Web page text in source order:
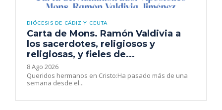
DIÓCESIS DE CÁDIZ Y CEUTA
Carta de Mons. Ramón Valdivia a
los sacerdotes, religiosos y
religiosas, y fieles de...
8 Ago 2026
Queridos hermanos en Cristo:Ha pasado más de una
semana desde el...